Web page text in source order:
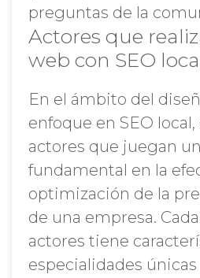
preguntas de la
Actores que
web con SEO
En el ámbito del
enfoque en SEO
actores que juegan
fundamental en la
optimización de la
de una empresa.
actores tiene
especialidades